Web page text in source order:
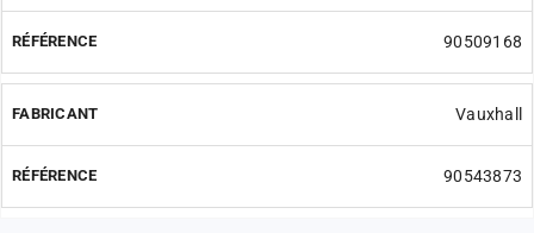
90509168
Vauxhall
90543873